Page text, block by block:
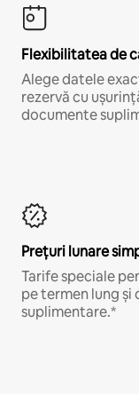
Flexibilitatea de
Alege datele
rezervă cu
documente
Prețuri lunare
Tarife speciale
pe termen lung și
suplimentare.*